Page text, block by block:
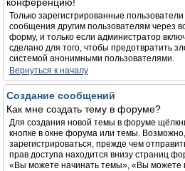
Только зарегистрированные
сообщения другим пользователям через
форму, и только если администратор
сделано для того, чтобы предотвратить
системой анонимными пользователями.
Вернуться к началу
Создание сообщений
Как мне создать тему в форуме?
Для создания новой темы в форуме
кнопке в окне форума или темы.
зарегистрироваться, прежде чем
прав доступа находится внизу страниц
«Вы можете начинать темы», «Вы можете